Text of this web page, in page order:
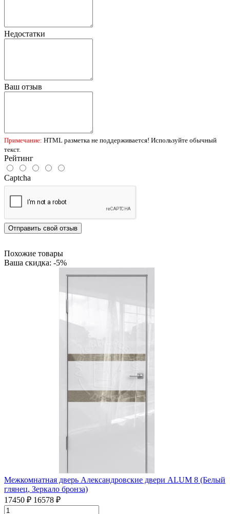
Недостатки
Ваш отзыв
Примечание: HTML разметка не поддерживается! Используйте обычный
текст.
Рейтинг
Captcha
Отправить свой отзыв
Похожие товары
Ваша скидка: -5%
Межкомнатная дверь Александровские двери ALUM 8 (Белый
глянец, Зеркало бронза)
17450 ₽ 16578 ₽